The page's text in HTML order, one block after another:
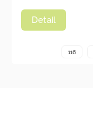
Detail
116